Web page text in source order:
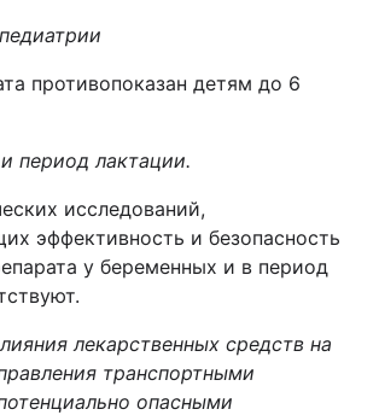
противопоказан детям до 6
период лактации.
исследований,
эффективность и безопасность
у беременных и в период
лекарственных средств на
транспортными
опасными